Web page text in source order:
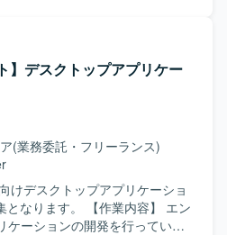
値創出を行える方を歓迎いた
の成長に合わせて、自身のスキ
取り組める方を求めておりま
断的に関わることができ、多
ロジェクトで経験を積むこと
の一員として、全プロジェクト
に携わりながら、サービスの
ト最適化に直接貢献できます。
歓迎するカルチャーの中で、大
ャリア形成と技術的成長を両
ニケ
して作業を進められる方を求め
け主体的に行動しながら品質
望ましいです。 【ポジシ
のプロダクト開発に携わること
開発経験を積むことができま
ルに加え、リアルタイム通信や
る機会があります。 【開発
、GitHub（Git）などを用いた
】デスクトップアプリケー
(業務委託・フリーランス)
けデスクトップアプリケーショ
【作業内容】 エン
ケーションの開発を行っていた